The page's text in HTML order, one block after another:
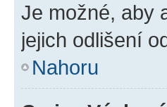
Je možné, aby
jejich odlišení
Nahoru